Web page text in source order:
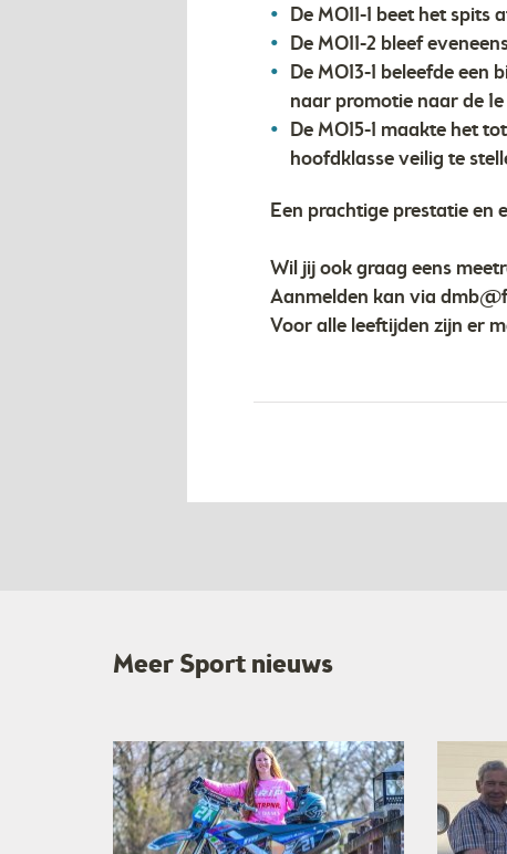
De MO11-1 beet het
De MO11-2 bleef
De MO13-1 beleefde
naar promotie naar de
De MO15-1 maakte het
hoofdklasse veilig te
Een prachtige prestatie en
Wil jij ook graag eens
Aanmelden kan via
Voor alle leeftijden zijn er
Meer Sport nieuws